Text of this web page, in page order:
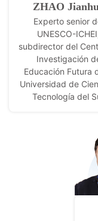
ZHAO
Experto senior
UNESCO-
subdirector del
Investigación
Educación Futura
Universidad de
Tecnología del